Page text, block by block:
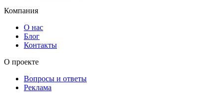
Компания
О нас
Блог
Контакты
О проекте
Вопросы и ответы
Реклама